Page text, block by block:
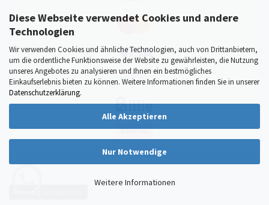
Diese Webseite verwendet Cookies und andere
Technologien
Wir verwenden Cookies und ähnliche Technologien, auch von Drittanbietern,
um die ordentliche Funktionsweise der Website zu gewährleisten, die Nutzung
unseres Angebotes zu analysieren und Ihnen ein bestmögliches
Einkaufserlebnis bieten zu können. Weitere Informationen finden Sie in unserer
Datenschutzerklärung.
Alle Akzeptieren
Nur Notwendige
Weitere Informationen